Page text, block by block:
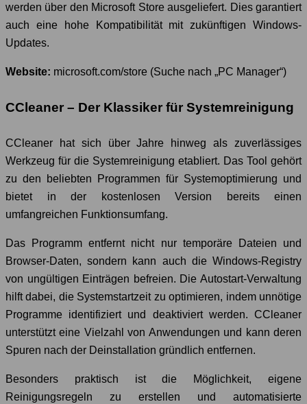
werden über den Microsoft Store ausgeliefert. Dies garantiert
auch eine hohe Kompatibilität mit zukünftigen Windows-
Updates.
Website: microsoft.com/store (Suche nach „PC Manager“)
CCleaner – Der Klassiker für Systemreinigung
CCleaner hat sich über Jahre hinweg als zuverlässiges
Werkzeug für die Systemreinigung etabliert. Das Tool gehört
zu den beliebten Programmen für Systemoptimierung und
bietet in der kostenlosen Version bereits einen
umfangreichen Funktionsumfang.
Das Programm entfernt nicht nur temporäre Dateien und
Browser-Daten, sondern kann auch die Windows-Registry
von ungültigen Einträgen befreien. Die Autostart-Verwaltung
hilft dabei, die Systemstartzeit zu optimieren, indem unnötige
Programme identifiziert und deaktiviert werden. CCleaner
unterstützt eine Vielzahl von Anwendungen und kann deren
Spuren nach der Deinstallation gründlich entfernen.
Besonders praktisch ist die Möglichkeit, eigene
Reinigungsregeln zu erstellen und automatisierte